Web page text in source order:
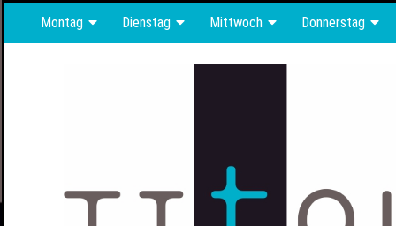
Montag Dienstag Mittwoch Donnerstag